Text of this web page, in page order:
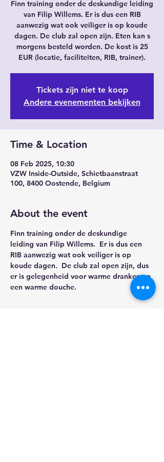
Finn training onder de deskundige leiding
van Filip Willems. Er is dus een RIB
aanwezig wat ook veiliger is op koude
dagen. De club zal open zijn. Eten kan s
morgens besteld worden. De kost is 25
EUR (locatie, faciliteiten, RIB, trainer).
Tickets zijn niet te koop
Andere evenementen bekijken
Time & Location
08 Feb 2025, 10:30
VZW Inside-Outside, Schietbaanstraat
100, 8400 Oostende, Belgium
About the event
Finn training onder de deskundige
leiding van Filip Willems.  Er is dus een
RIB aanwezig wat ook veiliger is op
koude dagen.  De club zal open zijn, dus
er is gelegenheid voor warme dranken en
een warme douche.